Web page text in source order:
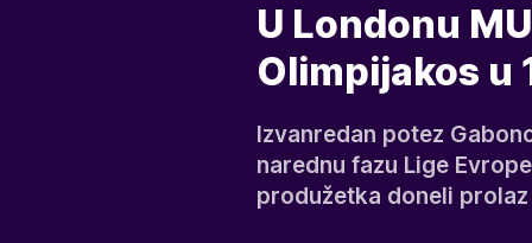
U Londonu
Olimpijakos u
Izvanredan potez
narednu fazu Lige
produžetka doneli